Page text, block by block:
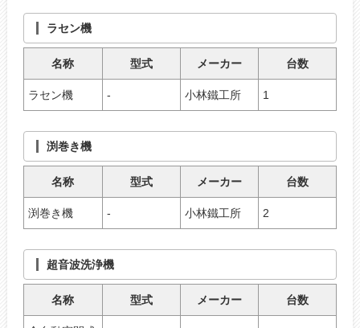
ラセン機
名称 型式 メーカー 台数
ラセン機 - 小林鐵工所 1
渕巻き機
名称 型式 メーカー 台数
渕巻き機 - 小林鐵工所 2
超音波洗浄機
名称 型式 メーカー 台数